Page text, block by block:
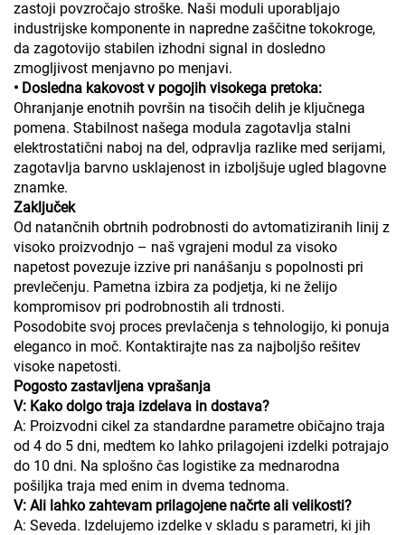
zastoji povzročajo stroške. Naši moduli uporabljajo
industrijske komponente in napredne zaščitne tokokroge,
da zagotovijo stabilen izhodni signal in dosledno
zmogljivost menjavno po menjavi.
• Dosledna kakovost v pogojih visokega pretoka:
Ohranjanje enotnih površin na tisočih delih je ključnega
pomena. Stabilnost našega modula zagotavlja stalni
elektrostatični naboj na del, odpravlja razlike med serijami,
zagotavlja barvno usklajenost in izboljšuje ugled blagovne
znamke.
Zaključek
Od natančnih obrtnih podrobnosti do avtomatiziranih linij z
visoko proizvodnjo – naš vgrajeni modul za visoko
napetost povezuje izzive pri nanášanju s popolnosti pri
prevlečenju. Pametna izbira za podjetja, ki ne želijo
kompromisov pri podrobnostih ali trdnosti.
Posodobite svoj proces prevlačenja s tehnologijo, ki ponuja
eleganco in moč. Kontaktirajte nas za najboljšo rešitev
visoke napetosti.
Pogosto zastavljena vprašanja
V: Kako dolgo traja izdelava in dostava?
A: Proizvodni cikel za standardne parametre običajno traja
od 4 do 5 dni, medtem ko lahko prilagojeni izdelki potrajajo
do 10 dni. Na splošno čas logistike za mednarodna
pošiljka traja med enim in dvema tednoma.
V: Ali lahko zahtevam prilagojene načrte ali velikosti?
A: Seveda. Izdelujemo izdelke v skladu s parametri, ki jih